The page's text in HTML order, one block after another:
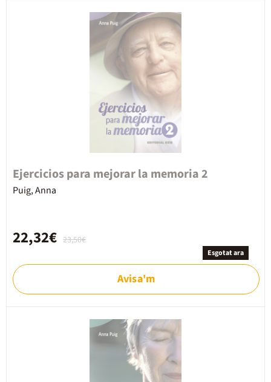
Ejercicios para mejorar la memoria 2
Puig, Anna
23,50€
22,32€
Esgotat ara
Avisa'm